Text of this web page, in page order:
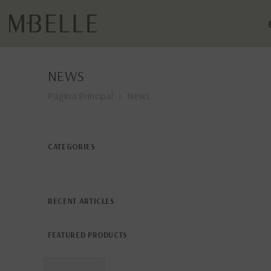
NEWS
CATEGORIES
RECENT ARTICLES
FEATURED PRODUCTS